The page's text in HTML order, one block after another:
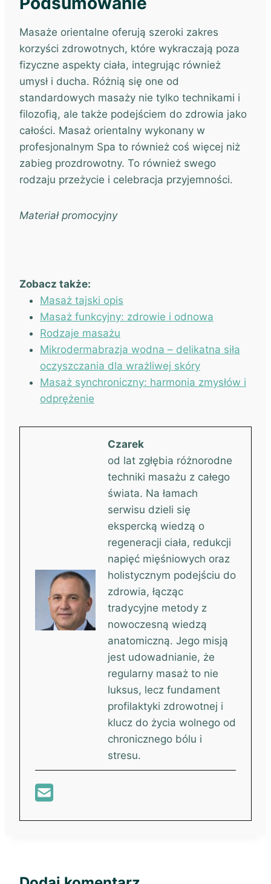
Masaże orientalne oferują szeroki zakres
korzyści zdrowotnych, które wykraczają poza
fizyczne aspekty ciała, integrując również
umysł i ducha. Różnią się one od
standardowych masaży nie tylko technikami i
filozofią, ale także podejściem do zdrowia jako
całości. Masaż orientalny wykonany w
profesjonalnym Spa to również coś więcej niż
zabieg prozdrowotny. To również swego
rodzaju przeżycie i celebracja przyjemności.
Materiał promocyjny
Zobacz także:
Masaż tajski opis
Masaż funkcyjny: zdrowie i odnowa
Rodzaje masażu
Mikrodermabrazja wodna – delikatna siła
oczyszczania dla wrażliwej skóry
Masaż synchroniczny: harmonia zmysłów i
odprężenie
Czarek
od lat zgłębia różnorodne
techniki masażu z całego
świata. Na łamach
serwisu dzieli się
ekspercką wiedzą o
regeneracji ciała, redukcji
napięć mięśniowych oraz
holistycznym podejściu do
zdrowia, łącząc
tradycyjne metody z
nowoczesną wiedzą
anatomiczną. Jego misją
jest udowadnianie, że
regularny masaż to nie
luksus, lecz fundament
profilaktyki zdrowotnej i
klucz do życia wolnego od
chronicznego bólu i
stresu.